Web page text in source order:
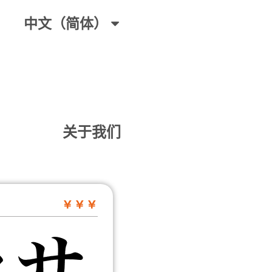
中文（简体）
关于我们